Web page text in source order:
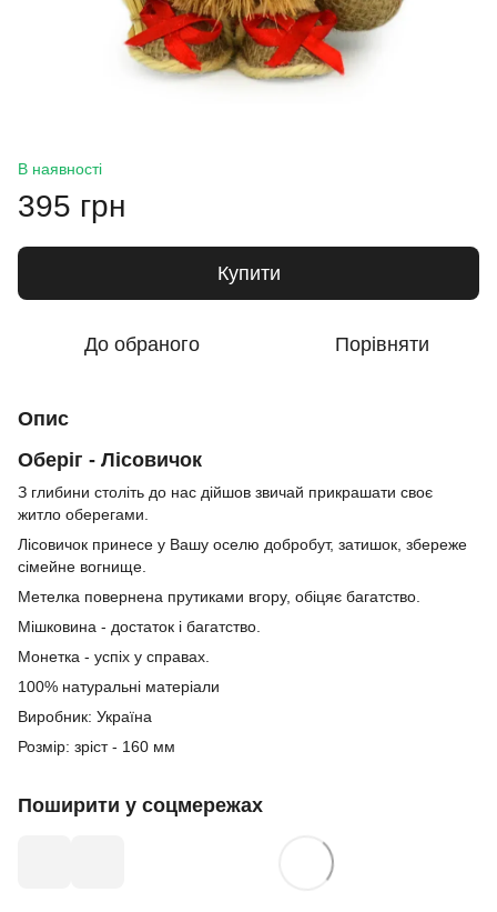
В наявності
395 грн
Купити
До обраного Порівняти
Опис
Оберіг - Лісовичок
З глибини століть до нас дійшов звичай прикрашати своє
житло оберегами.
Лісовичок принесе у Вашу оселю добробут, затишок, збереже
сімейне вогнище.
Метелка повернена прутиками вгору, обіцяє багатство.
Мішковина - достаток і багатство.
Монетка - успіх у справах.
100% натуральні матеріали
Виробник: Україна
Розмір: зріст - 160 мм
Поширити у соцмережах